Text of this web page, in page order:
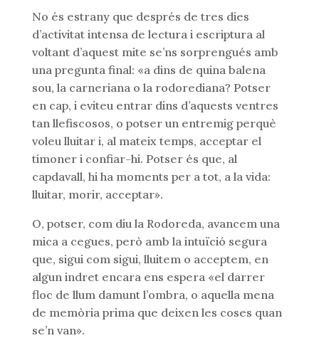
No és estrany que després de tres dies
d’activitat intensa de lectura i escriptura al
voltant d’aquest mite se’ns sorprengués amb
una pregunta final: «a dins de quina balena
sou, la carneriana o la rodorediana? Potser
en cap, i eviteu entrar dins d’aquests ventres
tan llefiscosos, o potser un entremig perquè
voleu lluitar i, al mateix temps, acceptar el
timoner i confiar-hi. Potser és que, al
capdavall, hi ha moments per a tot, a la vida:
lluitar, morir, acceptar».
O, potser, com diu la Rodoreda, avancem una
mica a cegues, però amb la intuïció segura
que, sigui com sigui, lluitem o acceptem, en
algun indret encara ens espera «el darrer
floc de llum damunt l’ombra, o aquella mena
de memòria prima que deixen les coses quan
se’n van».